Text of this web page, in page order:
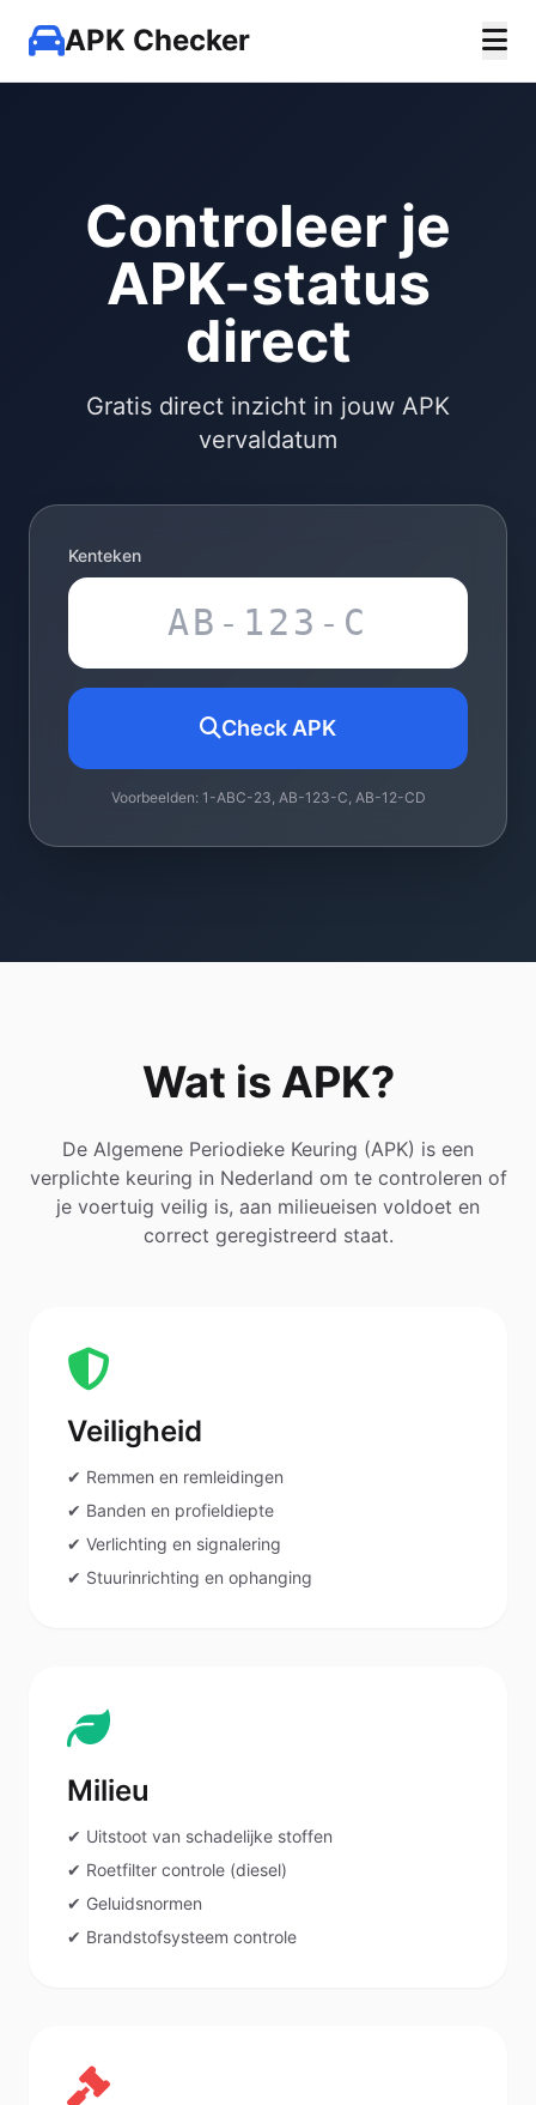
APK Checker
Controleer je
APK-status
direct
Gratis direct inzicht in jouw APK
vervaldatum
Kenteken
Check APK
Voorbeelden: 1-ABC-23, AB-123-C, AB-12-CD
Wat is APK?
De Algemene Periodieke Keuring (APK) is een
verplichte keuring in Nederland om te controleren of
je voertuig veilig is, aan milieueisen voldoet en
correct geregistreerd staat.
Veiligheid
✔ Remmen en remleidingen
✔ Banden en profieldiepte
✔ Verlichting en signalering
✔ Stuurinrichting en ophanging
Milieu
✔ Uitstoot van schadelijke stoffen
✔ Roetfilter controle (diesel)
✔ Geluidsnormen
✔ Brandstofsysteem controle